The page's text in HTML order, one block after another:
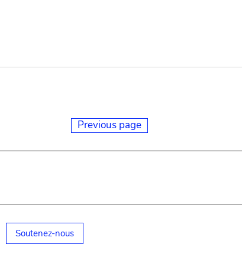
Previous page
Soutenez-nous